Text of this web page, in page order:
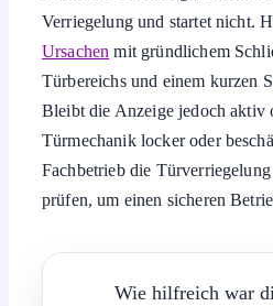
Verriegelung und startet nicht.
Ursachen mit gründlichem
Türbereichs und einem kurzen
Bleibt die Anzeige jedoch aktiv
Türmechanik locker oder
Fachbetrieb die
prüfen, um einen sicheren
Wie hilfreich war